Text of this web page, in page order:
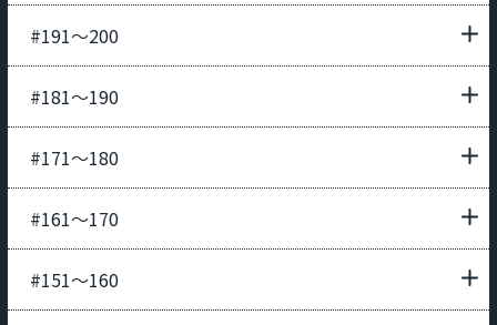
#191〜200
#181〜190
#171〜180
#161〜170
#151〜160